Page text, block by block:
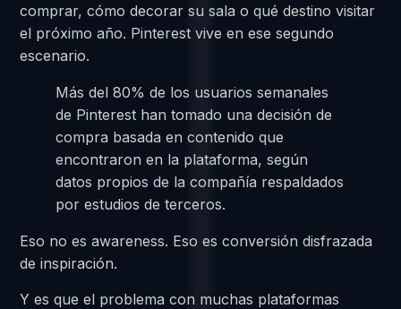
comprar, cómo decorar su sala o qué destino visitar
el próximo año. Pinterest vive en ese segundo
escenario.
Más del 80% de los usuarios semanales
de Pinterest han tomado una decisión de
compra basada en contenido que
encontraron en la plataforma, según
datos propios de la compañía respaldados
por estudios de terceros.
Eso no es awareness. Eso es conversión disfrazada
de inspiración.
Y es que el problema con muchas plataformas